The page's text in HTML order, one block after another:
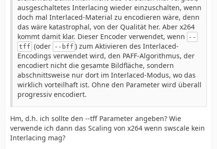
ausgeschaltetes Interlacing wieder einzuschalten, wenn
doch mal Interlaced-Material zu encodieren wäre, denn
das wäre katastrophal, von der Qualität her. Aber x264
kommt damit klar. Dieser Encoder verwendet, wenn
--
tff (oder --bff ) zum Aktivieren des Interlaced-
Encodings verwendet wird, den PAFF-Algorithmus, der
encodiert nicht die gesamte Bildfläche, sondern
abschnittsweise nur dort im Interlaced-Modus, wo das
wirklich vorteilhaft ist. Ohne den Parameter wird überall
progressiv encodiert.
Hm, d.h. ich sollte den --tff Parameter angeben? Wie
verwende ich dann das Scaling von x264 wenn swscale kein
Interlacing mag?